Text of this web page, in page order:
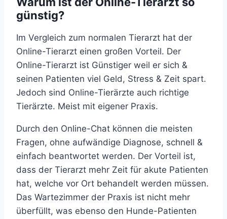
günstig?
Im Vergleich zum normalen Tierarzt hat der
Online-Tierarzt einen großen Vorteil. Der
Online-Tierarzt ist Günstiger weil er sich &
seinen Patienten viel Geld, Stress & Zeit spart.
Jedoch sind Online-Tierärzte auch richtige
Tierärzte. Meist mit eigener Praxis.
Durch den Online-Chat können die meisten
Fragen, ohne aufwändige Diagnose, schnell &
einfach beantwortet werden. Der Vorteil ist,
dass der Tierarzt mehr Zeit für akute Patienten
hat, welche vor Ort behandelt werden müssen.
Das Wartezimmer der Praxis ist nicht mehr
überfüllt, was ebenso den Hunde-Patienten